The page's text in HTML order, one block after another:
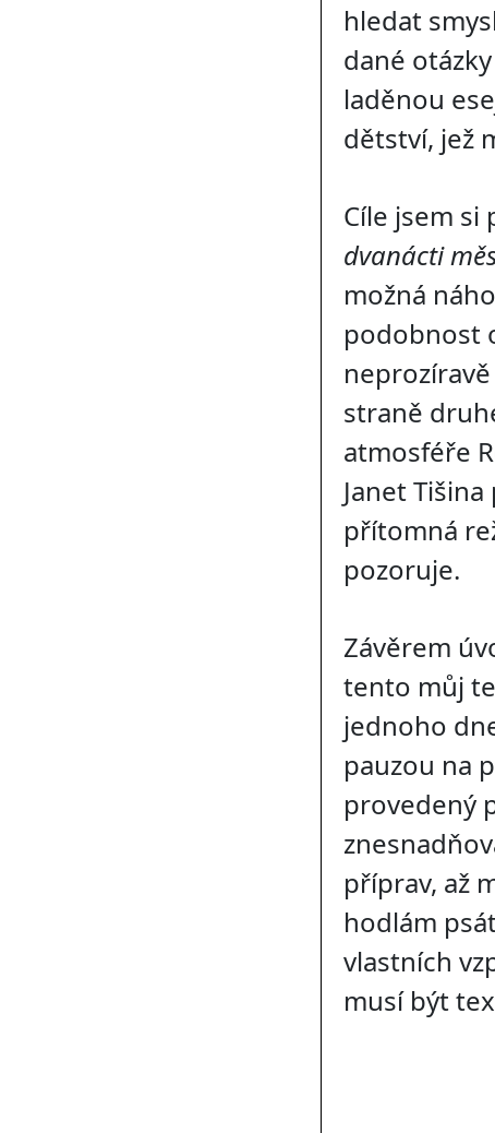
hledat
dané
laděnou
dětství, jež
Cíle jsem si
dvanácti
možná
podobnost
straně
atmosféře
Janet
přítomná
pozoruje.
Závěrem
tento můj
jednoho
pauzou na
provedený
příprav, až
hodlám
vlastních
musí být